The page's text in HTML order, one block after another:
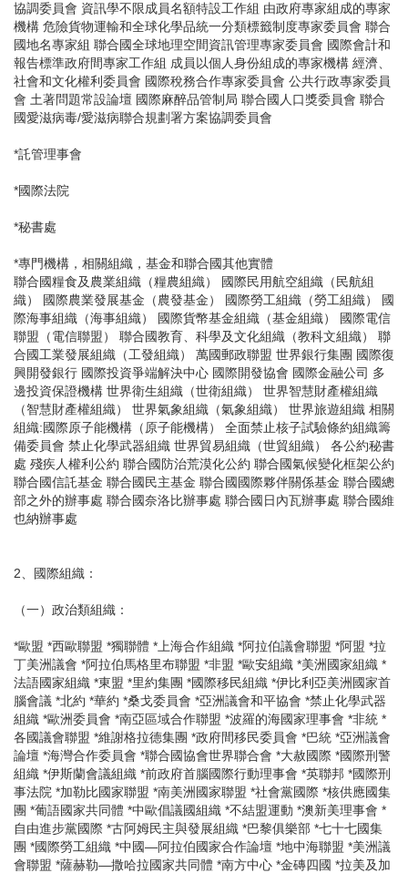
協調委員會 資訊學不限成員名額特設工作組 由政府專家組成的專家
機構 危險貨物運輸和全球化學品統一分類標籤制度專家委員會 聯合
國地名專家組 聯合國全球地理空間資訊管理專家委員會 國際會計和
報告標準政府間專家工作組 成員以個人身份組成的專家機構 經濟、
社會和文化權利委員會 國際稅務合作專家委員會 公共行政專家委員
會 土著問題常設論壇 國際麻醉品管制局 聯合國人口獎委員會 聯合
國愛滋病毒/愛滋病聯合規劃署方案協調委員會
*託管理事會
*國際法院
*秘書處
*專門機構，相關組織，基金和聯合國其他實體
聯合國糧食及農業組織（糧農組織） 國際民用航空組織（民航組
織） 國際農業發展基金（農發基金） 國際勞工組織（勞工組織） 國
際海事組織（海事組織） 國際貨幣基金組織（基金組織） 國際電信
聯盟（電信聯盟） 聯合國教育、科學及文化組織（教科文組織） 聯
合國工業發展組織（工發組織） 萬國郵政聯盟 世界銀行集團 國際復
興開發銀行 國際投資爭端解決中心 國際開發協會 國際金融公司 多
邊投資保證機構 世界衛生組織（世衛組織） 世界智慧財產權組織
（智慧財產權組織） 世界氣象組織（氣象組織） 世界旅遊組織 相關
組織:國際原子能機構（原子能機構） 全面禁止核子試驗條約組織籌
備委員會 禁止化學武器組織 世界貿易組織（世貿組織） 各公約秘書
處 殘疾人權利公約 聯合國防治荒漠化公約 聯合國氣候變化框架公約
聯合國信託基金 聯合國民主基金 聯合國國際夥伴關係基金 聯合國總
部之外的辦事處 聯合國奈洛比辦事處 聯合國日內瓦辦事處 聯合國維
也納辦事處
2、國際組織：
（一）政治類組織：
*歐盟 *西歐聯盟 *獨聯體 *上海合作組織 *阿拉伯議會聯盟 *阿盟 *拉
丁美洲議會 *阿拉伯馬格里布聯盟 *非盟 *歐安組織 *美洲國家組織 *
法語國家組織 *東盟 *里約集團 *國際移民組織 *伊比利亞美洲國家首
腦會議 *北約 *華約 *桑戈委員會 *亞洲議會和平協會 *禁止化學武器
組織 *歐洲委員會 *南亞區域合作聯盟 *波羅的海國家理事會 *非統 *
各國議會聯盟 *維謝格拉德集團 *政府間移民委員會 *巴統 *亞洲議會
論壇 *海灣合作委員會 *聯合國協會世界聯合會 *大赦國際 *國際刑警
組織 *伊斯蘭會議組織 *前政府首腦國際行動理事會 *英聯邦 *國際刑
事法院 *加勒比國家聯盟 *南美洲國家聯盟 *社會黨國際 *核供應國集
團 *葡語國家共同體 *中歐倡議國組織 *不結盟運動 *澳新美理事會 *
自由進步黨國際 *古阿姆民主與發展組織 *巴黎俱樂部 *七十七國集
團 *國際勞工組織 *中國—阿拉伯國家合作論壇 *地中海聯盟 *美洲議
會聯盟 *薩赫勒—撒哈拉國家共同體 *南方中心 *金磚四國 *拉美及加